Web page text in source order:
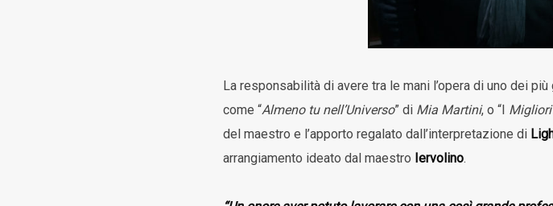
La responsabilità di avere tra le mani l’opera di uno dei
come “Almeno tu nell’Universo” di Mia Martini, o “I
del maestro e l’apporto regalato dall’interpretazione di
arrangiamento ideato dal maestro Iervolino.